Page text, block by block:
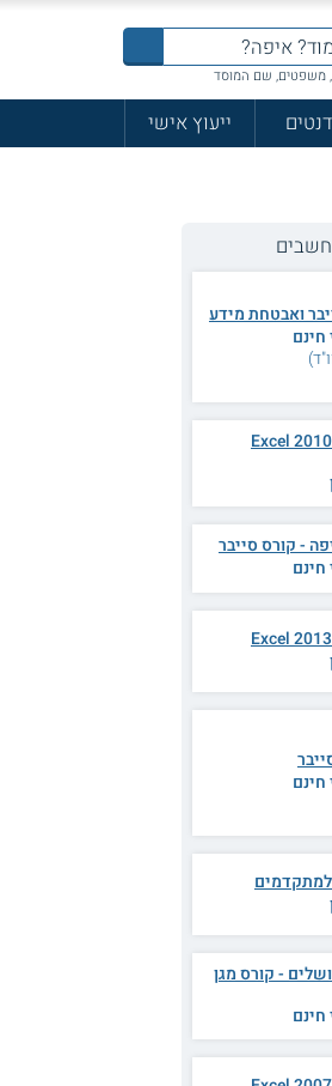
משפטים, שם המוסד
ייעוץ אישי
ואבטחת מידע
קורס אקסל 2010 Excel
- קורס סייבר
- קורס מגן